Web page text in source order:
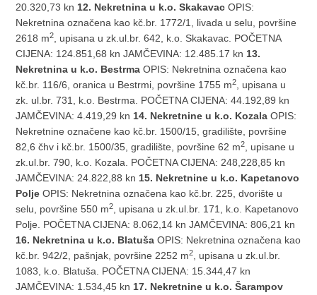
20.320,73 kn 12. Nekretnina u k.o. Skakavac OPIS:
Nekretnina označena kao kč.br. 1772/1, livada u selu, površine
2618 m2
, upisana u zk.ul.br. 642, k.o. Skakavac. POČETNA
CIJENA: 124.851,68 kn JAMČEVINA: 12.485.17 kn 13.
Nekretnina u k.o. Bestrma OPIS: Nekretnina označena kao
kč.br. 116/6, oranica u Bestrmi, površine 1755 m2
, upisana u
zk. ul.br. 731, k.o. Bestrma. POČETNA CIJENA: 44.192,89 kn
JAMČEVINA: 4.419,29 kn 14. Nekretnine u k.o. Kozala OPIS:
Nekretnine označene kao kč.br. 1500/15, gradilište, površine
82,6 čhv i kč.br. 1500/35, gradilište, površine 62 m2
, upisane u
zk.ul.br. 790, k.o. Kozala. POČETNA CIJENA: 248,228,85 kn
JAMČEVINA: 24.822,88 kn 15. Nekretnine u k.o. Kapetanovo
Polje OPIS: Nekretnina označena kao kč.br. 225, dvorište u
selu, površine 550 m2
, upisana u zk.ul.br. 171, k.o. Kapetanovo
Polje. POČETNA CIJENA: 8.062,14 kn JAMČEVINA: 806,21 kn
16. Nekretnina u k.o. Blatuša OPIS: Nekretnina označena kao
kč.br. 942/2, pašnjak, površine 2252 m2
, upisana u zk.ul.br.
1083, k.o. Blatuša. POČETNA CIJENA: 15.344,47 kn
JAMČEVINA: 1.534,45 kn 17. Nekretnine u k.o. Šarampov